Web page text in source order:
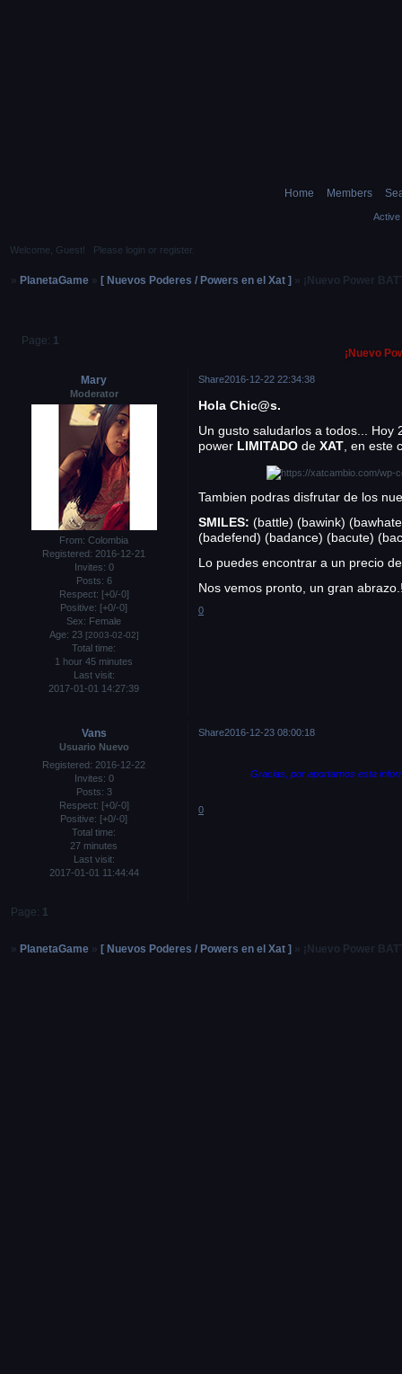
Home Members
Active
Welcome, Guest! Please login or register.
» PlanetaGame » [ Nuevos Poderes / Powers en el Xat ] » ¡Nuevo Power
¡Nuevo
Page: 1
Share2016-12-22 22:34:38
Mary
Moderator
From: Colombia
Registered : 2016-12-21
Invites: 0
Posts: 6
Respect: [+0/-0]
Positive: [+0/-0]
Sex: Female
Age: 23 [2003-02-02]
Total time:
1 hour 45 minutes
Last visit:
2017-01-01 14:27:39
Hola Chic@s.
Un gusto saludarlos a todos... Hoy
power LIMITADO deXAT, en este
Tambien podras disfrutar de los
SMILES:(battle) (bawink)
(badefend) (badance) (bacute)
Lo puedes encontrar a un precio
Nos vemos pronto, un gran
0
Share2016-12-23 08:00:18
Vans
Usuario Nuevo
Registered: 2016-12-22
Invites: 0
Posts: 3
Respect: [+0/-0]
Positive: [+0/-0]
Total time:
27 minutes
Last visit:
2017-01-01 11:44:44
Gracias, por aportarnos esta
0
Page: 1
» PlanetaGame » [ Nuevos Poderes / Powers en el Xat ] » ¡Nuevo Power